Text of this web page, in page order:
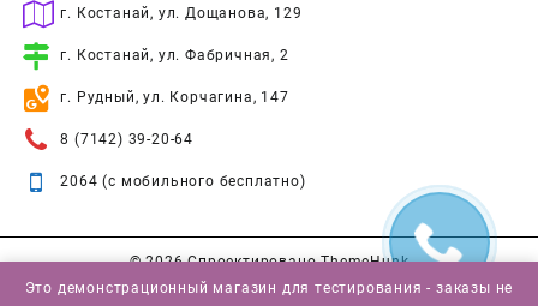
г. Костанай, ул. Дощанова, 129
г. Костанай, ул. Фабричная, 2
г. Рудный, ул. Корчагина, 147
8 (7142) 39-20-64
2064 (с мобильного бесплатно)
© 2026Спроектировано ThemeHunk
Это демонстрационный магазин для тестирования - заказы не